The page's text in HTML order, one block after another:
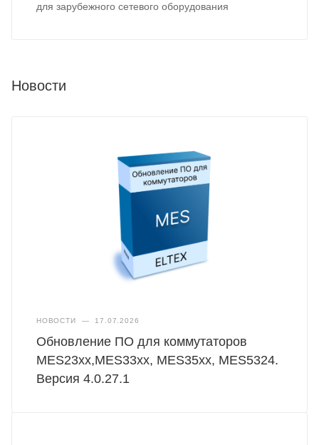
для зарубежного сетевого оборудования
Новости
НОВОСТИ — 17.07.2026
Обновление ПО для коммутаторов
MES23xx,MES33xx, MES35xx, MES5324.
Версия 4.0.27.1